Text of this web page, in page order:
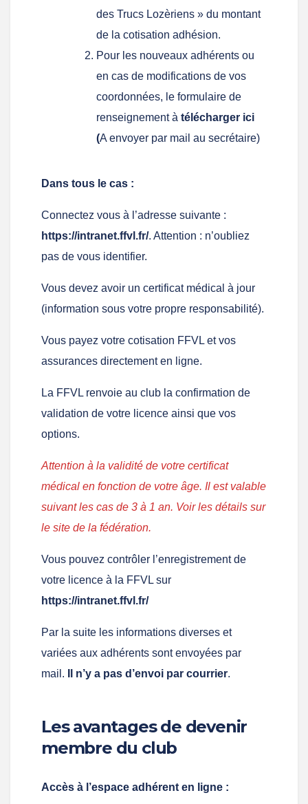
des Trucs Lozèriens » du montant
de la cotisation adhésion.
Pour les nouveaux adhérents ou
en cas de modifications de vos
coordonnées, le formulaire de
renseignement à télécharger ici
(A envoyer par mail au secrétaire)
Dans tous le cas :
Connectez vous à l’adresse suivante :
https://intranet.ffvl.fr/. Attention : n’oubliez
pas de vous identifier.
Vous devez avoir un certificat médical à jour
(information sous votre propre responsabilité).
Vous payez votre cotisation FFVL et vos
assurances directement en ligne.
La FFVL renvoie au club la confirmation de
validation de votre licence ainsi que vos
options.
Attention à la validité de votre certificat
médical en fonction de votre âge. Il est valable
suivant les cas de 3 à 1 an. Voir les détails sur
le site de la fédération.
Vous pouvez contrôler l’enregistrement de
votre licence à la FFVL sur
https://intranet.ffvl.fr/
Par la suite les informations diverses et
variées aux adhérents sont envoyées par
mail.
Il n’y a pas d’envoi par courrier.
Les avantages de devenir
membre du club
Accès à l’espace adhérent en ligne :